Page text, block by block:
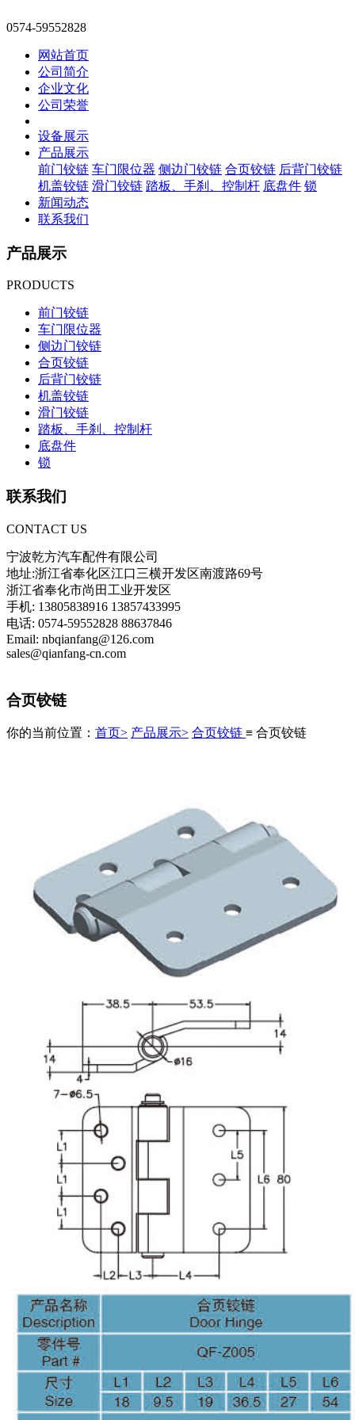
0574-59552828
网站首页
公司简介
企业文化
公司荣誉
设备展示
产品展示
前门铰链 车门限位器 侧边门铰链 合页铰链 后背门铰链
机盖铰链 滑门铰链 踏板、手刹、控制杆 底盘件 锁
新闻动态
联系我们
产品展示
PRODUCTS
前门铰链
车门限位器
侧边门铰链
合页铰链
后背门铰链
机盖铰链
滑门铰链
踏板、手刹、控制杆
底盘件
锁
联系我们
CONTACT US
宁波乾方汽车配件有限公司
地址:浙江省奉化区江口三横开发区南渡路69号
浙江省奉化市尚田工业开发区
手机: 13805838916 13857433995
电话: 0574-59552828 88637846
Email: nbqianfang@126.com
sales@qianfang-cn.com
合页铰链
你的当前位置： 首页> 产品展示> 合页铰链 ≡ 合页铰链